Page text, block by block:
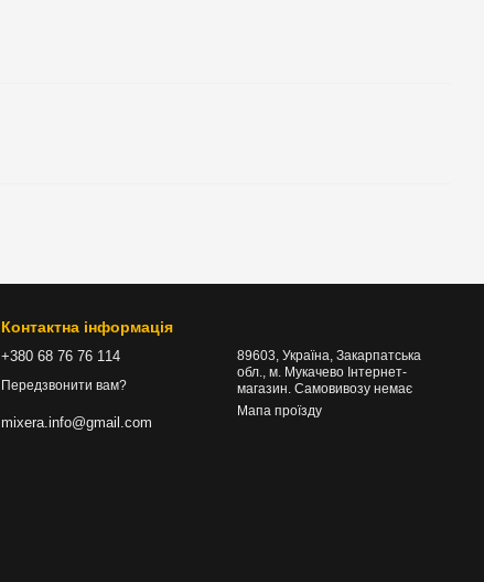
Контактна інформація
+380 68 76 76 114
Передзвонити вам?
mixera.info@gmail.com
89603, Україна, Закарпатська
обл., м. Мукачево Інтернет-
магазин. Самовивозу немає
Мапа проїзду